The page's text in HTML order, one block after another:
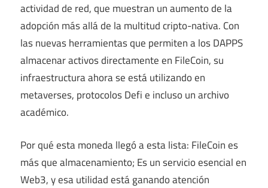
actividad de red, que muestran un aumento de la
adopción más allá de la multitud cripto-nativa. Con
las nuevas herramientas que permiten a los DAPPS
almacenar activos directamente en FileCoin, su
infraestructura ahora se está utilizando en
metaverses, protocolos Defi e incluso un archivo
académico.
Por qué esta moneda llegó a esta lista: FileCoin es
más que almacenamiento; Es un servicio esencial en
Web3, y esa utilidad está ganando atención